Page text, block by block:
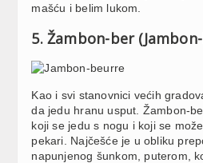
mašću i belim lukom.
5. Žambon-ber
Kao i svi stanovnici većih
da jedu hranu usput. Žambon-
koji se jedu s nogu i koji se
pekari. Najčešće je u obliku
napunjenog šunkom, puterom,